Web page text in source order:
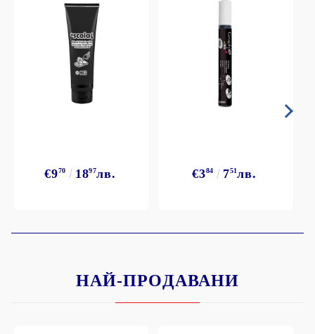
€970 1897лв. €384 751лв.
НАЙ-ПРОДАВАНИ